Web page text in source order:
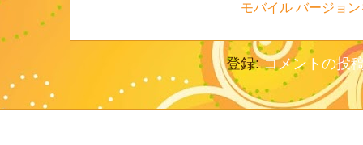
モバイル バージョ
登録:コメントの投